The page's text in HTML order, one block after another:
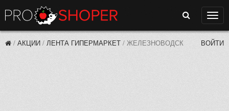
Поиск
/ АКЦИИ / ЛЕНТА ГИПЕРМАРКЕТ / ЖЕЛЕЗНОВОДСК ВОЙТИ